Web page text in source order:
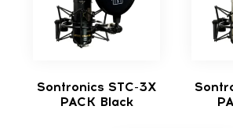
Sontronics STC-3X
PACK Black